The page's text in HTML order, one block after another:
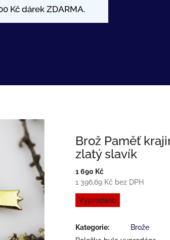
Brož Paměť
zlatý slavík
1 690 Kč
1 396,69 Kč bez DPH
Měrná
cena:
Vyprodáno
Kategorie:
Brože